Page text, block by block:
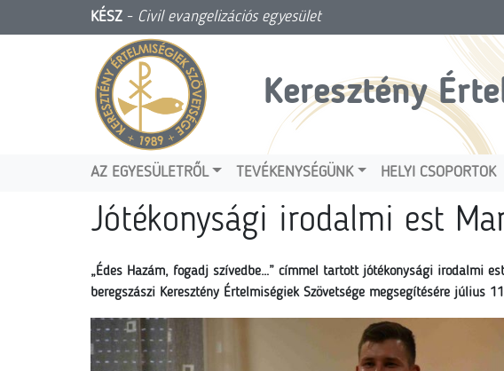
KÉSZ - Civil evangelizációs egyesület
Keresztény
AZ EGYESÜLETRŐL TEVÉKENYSÉGÜNK HELYI CSOPORTOK
Jótékonysági irodalmi est
„Édes Hazám, fogadj szívedbe…” címmel tartott jótékonysági irodalmi
beregszászi Keresztény Értelmiségiek Szövetsége megsegítésére július